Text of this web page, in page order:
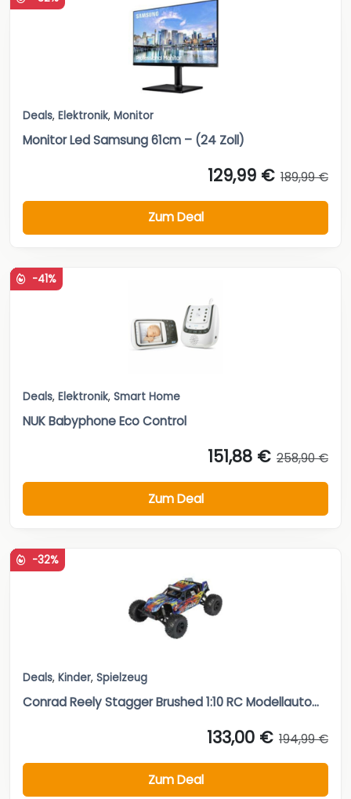
Deals, Elektronik, Monitor
Monitor Led Samsung 61cm – (24 Zoll)
129,99 € 189,99 €
Zum Deal
-41%
Deals, Elektronik, Smart Home
NUK Babyphone Eco Control
151,88 € 258,90 €
Zum Deal
-32%
Deals, Kinder, Spielzeug
Conrad Reely Stagger Brushed 1:10 RC Modellauto...
133,00 € 194,99 €
Zum Deal